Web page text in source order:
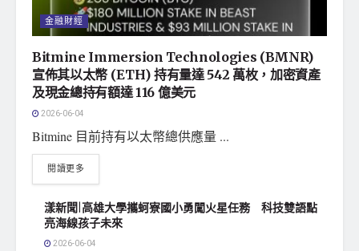
金融財經
Bitmine Immersion Technologies (BMNR)
宣佈其以太幣 (ETH) 持有量達 542 萬枚，加密資產
及現金總持有額達 116 億美元
2026-06-04
Bitmine 目前持有以太幣總供應量 ...
閱讀更多
漾新聞|高雄大學攜蚵寮國小勇闖火星任務 科技雙語點
亮海線孩子未來
2026-06-04